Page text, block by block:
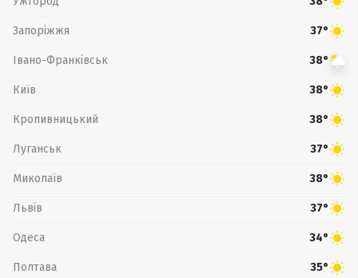
Запоріжжя 37°
Івано-Франківськ 38°
Київ 38°
Кропивницький 38°
Луганськ 37°
Миколаїв 38°
Львів 37°
Одеса 34°
Полтава 35°